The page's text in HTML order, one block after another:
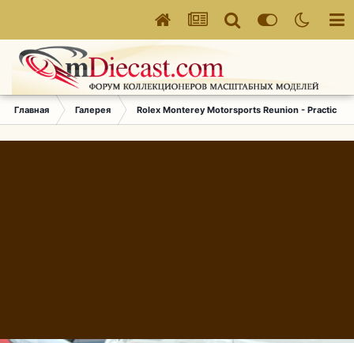
Главная Галерея Rolex Monterey Motorsports Reunion - Practice